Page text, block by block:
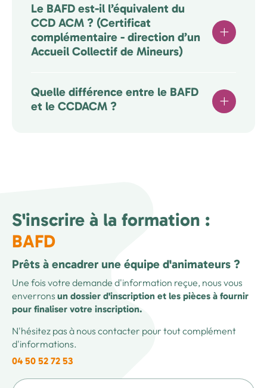
Le BAFD est-il l’équivalent du
CCD ACM ? (Certificat
complémentaire - direction d’un
Accueil Collectif de Mineurs)
Quelle différence entre le BAFD
et le CCDACM ?
S'inscrire à la formation :
BAFD
Prêts à encadrer une équipe d'animateurs ?
Une fois votre demande d'information reçue, nous vous
enverrons un dossier d'inscription et les pièces à fournir
pour finaliser votre inscription.
N'hésitez pas à nous contacter pour tout complément
d'informations.
04 50 52 72 53